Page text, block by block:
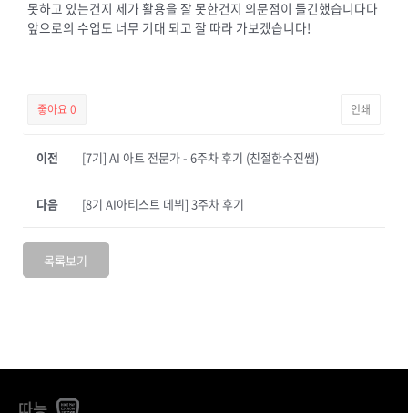
못하고 있는건지 제가 활용을 잘 못한건지 의문점이 들긴했습니다다
앞으로의 수업도 너무 기대 되고 잘 따라 가보겠습니다!
좋아요0 인쇄
이전 [7기] AI 아트 전문가 - 6주차 후기 (친절한수진쌤)
[8기 AI아티스트 데뷔] 3주차 후기
다음
목록보기